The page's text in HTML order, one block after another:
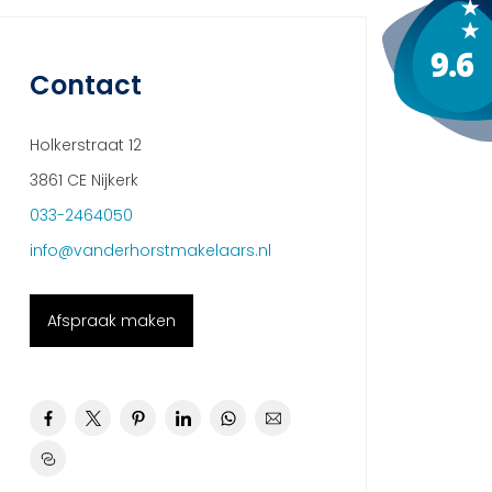
Contact
Holkerstraat 12
3861 CE Nijkerk
033-2464050
info@vanderhorstmakelaars.nl
Afspraak maken